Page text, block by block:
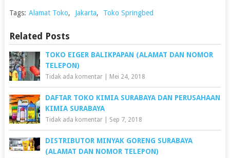
Tags: Alamat Toko, Jakarta, Toko Springbed
Related Posts
TOKO EIGER BALIKPAPAN (ALAMAT DAN NOMOR
TELEPON)
Tidak ada komentar| Mei 24, 2018
DAFTAR TOKO KIMIA SURABAYA DAN PERUSAHAAN
KIMIA SURABAYA
Tidak ada komentar| Sep 7, 2018
DISTRIBUTOR MINYAK GORENG SURABAYA
(ALAMAT DAN NOMOR TELEPON)